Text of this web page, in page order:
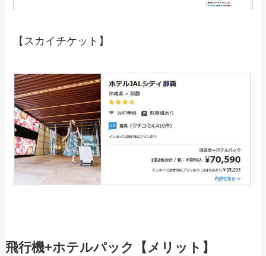
【スカイチケット】
飛行機+ホテルパック【メリット】